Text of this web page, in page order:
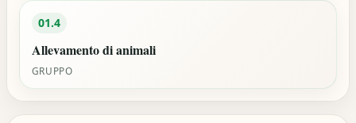
01.4
Allevamento di animali
GRUPPO